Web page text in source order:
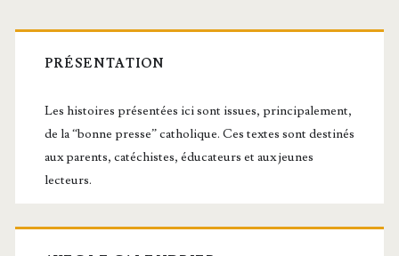
Barre
latérale
principale
PRÉSENTATION
Les histoires présentées ici sont issues, principalement,
de la “bonne presse” catholique. Ces textes sont destinés
aux parents, catéchistes, éducateurs et aux jeunes
lecteurs.